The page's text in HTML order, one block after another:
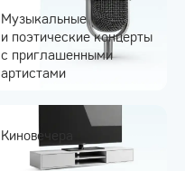
Музыкальные
и поэтические концерты
с приглашенными
артистами
Киновечера